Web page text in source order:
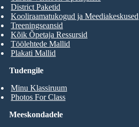
Tudengile
Minu Klassiruum
Photos For Class
District Paketid
Kooliraamatukogud ja Meediakeskused
Treeningseansid
Kõik Õpetaja Ressursid
Töölehtede Mallid
Plakati Mallid
Meeskondadele